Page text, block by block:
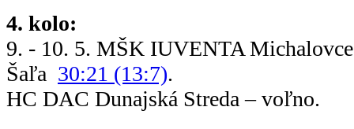
4. kolo:
9. - 10. 5. MŠK IUVENTA
Šaľa 30:21 (13:7).
HC DAC Dunajská Streda – voľno.